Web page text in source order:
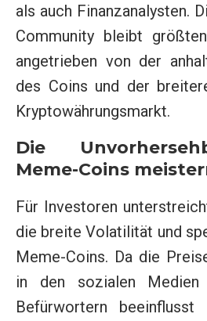
als auch Finanzanalysten.
Community bleibt
angetrieben von der
des Coins und der
Kryptowährungsmarkt.
Die
Meme-Coins
Für Investoren
die breite Volatilität und
Meme-Coins. Da die
in den sozialen Medien
Befürwortern beeinflusst